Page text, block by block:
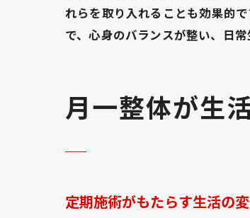
れらを取り入れることも効果的
で、心身のバランスが整い、日
月一整体が生
定期施術がもたらす生活の